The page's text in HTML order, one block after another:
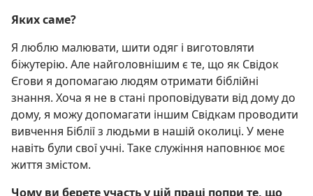
Яких саме?
Я люблю малювати, шити одяг і виготовляти
біжутерію. Але найголовнішим є те, що як Свідок
Єгови я допомагаю людям отримати біблійні
знання. Хоча я не в стані проповідувати від дому до
дому, я можу допомагати іншим Свідкам проводити
вивчення Біблії з людьми в нашій околиці. У мене
навіть були свої учні. Таке служіння наповнює моє
життя змістом.
Чому ви берете участь у цій праці попри те, що